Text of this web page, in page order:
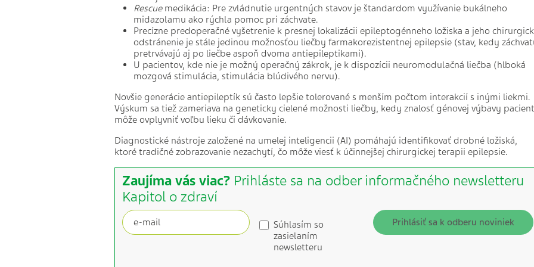
Rescuemedikácia: Pre zvládnutie urgentných stavov je štandardom využívanie bukálneho
midazolamu ako rýchla pomoc pri záchvate.
Precízne predoperačné vyšetrenie k presnej lokalizácii epileptogénneho ložiska a jeho
odstránenie je stále jedinou možnosťou liečby farmakorezistentnej epilepsie (stav, kedy
pretrvávajú aj po liečbe aspoň dvoma antiepileptikami).
U pacientov, kde nie je možný operačný zákrok, je k dispozícii neuromodulačná liečba (hlboká
mozgová stimulácia, stimulácia blúdivého nervu).
Novšie generácie antiepileptík sú často lepšie tolerované s menším počtom interakcií s inými liekmi.
Výskum sa tiež zameriava na geneticky cielené možnosti liečby, kedy znalosť génovej výbavy
môže ovplyvniť voľbu lieku či dávkovanie.
Diagnostické nástroje založené na umelej inteligencii (AI) pomáhajú identifikovať drobné ložiská,
ktoré tradičné zobrazovanie nezachytí, čo môže viesť k účinnejšej chirurgickej terapii epilepsie.
Zaujíma vás viac? Prihláste sa na odber informačného newsletteru
Kapitol o zdraví
Súhlasím so
zasielaním
newsletteru
Prihlásiť sa k odberu noviniek